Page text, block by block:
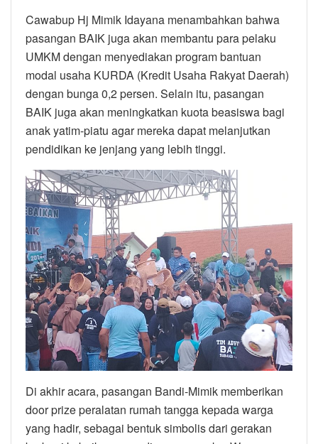
Cawabup Hj Mimik Idayana menambahkan bahwa
pasangan BAIK juga akan membantu para pelaku
UMKM dengan menyediakan program bantuan
modal usaha KURDA (Kredit Usaha Rakyat Daerah)
dengan bunga 0,2 persen. Selain itu, pasangan
BAIK juga akan meningkatkan kuota beasiswa bagi
anak yatim-piatu agar mereka dapat melanjutkan
pendidikan ke jenjang yang lebih tinggi.
Di akhir acara, pasangan Bandi-Mimik memberikan
door prize peralatan rumah tangga kepada warga
yang hadir, sebagai bentuk simbolis dari gerakan